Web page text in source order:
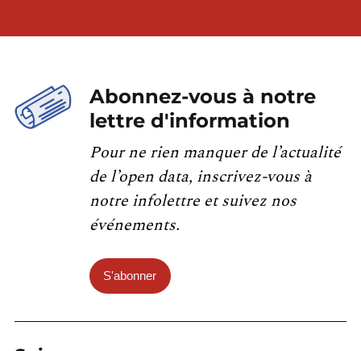
Abonnez-vous à notre
lettre d'information
Pour ne rien manquer de l’actualité
de l’open data, inscrivez-vous à
notre infolettre et suivez nos
événements.
S'abonner